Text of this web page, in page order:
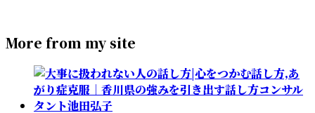
More from my site